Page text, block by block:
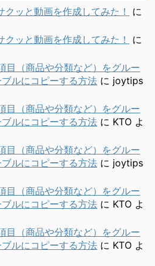
ッと動画を作成してみた！
に
ッと動画を作成してみた！
に
目（商品や分類など）をグルー
ルにコピーする方法 に joytips
目（商品や分類など）をグルー
ルにコピーする方法 に KTO よ
目（商品や分類など）をグルー
ルにコピーする方法 に joytips
目（商品や分類など）をグルー
ルにコピーする方法 に KTO よ
目（商品や分類など）をグルー
ルにコピーする方法 に KTO よ